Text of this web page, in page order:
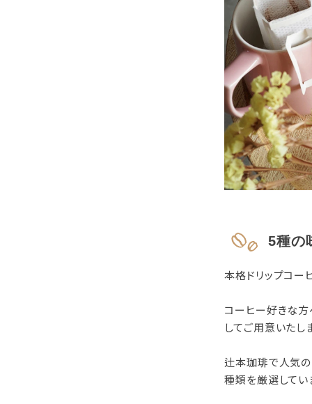
5種の
本格ドリップコー
コーヒー好きな方
してご用意いたし
辻本珈琲で人気の
種類を厳選してい